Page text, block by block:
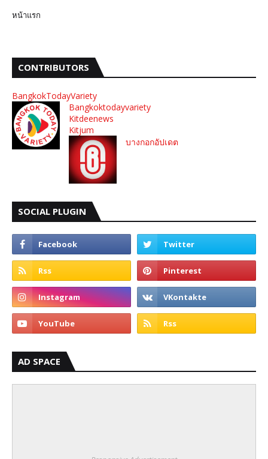
หน้าแรก
CONTRIBUTORS
BangkokTodayVariety
Bangkoktodayvariety
Kitdeenews
Kitjum
บางกอกอัปเดต
SOCIAL PLUGIN
AD SPACE